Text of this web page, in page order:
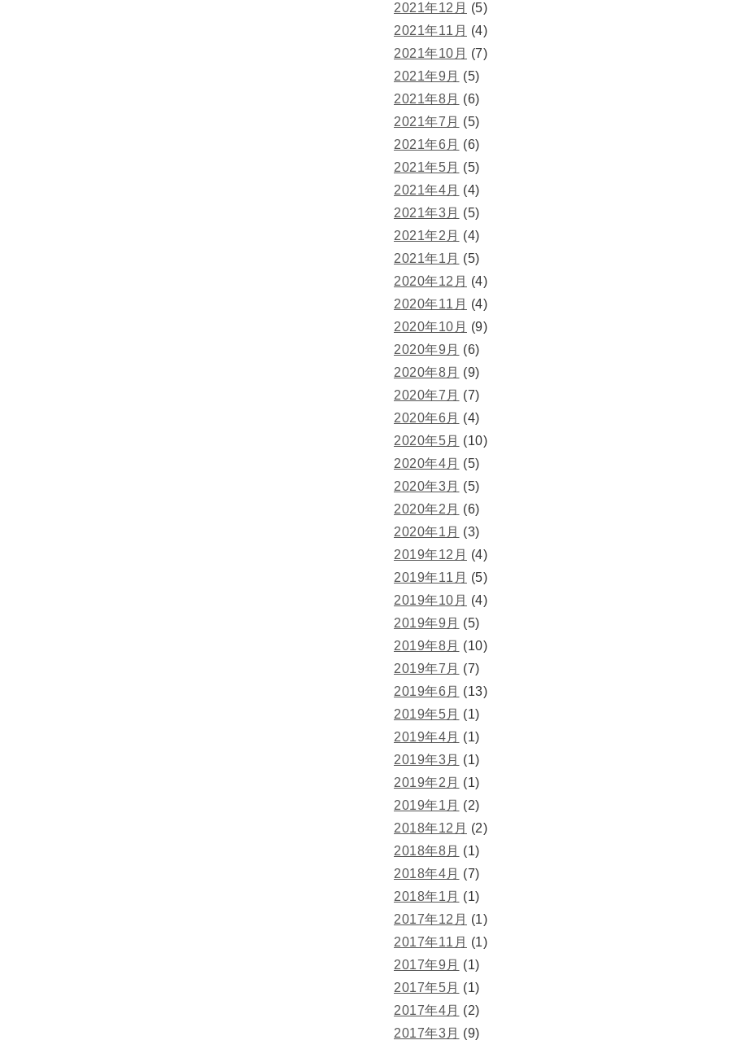
2021年12月 (5)
2021年11月 (4)
2021年10月 (7)
2021年9月 (5)
2021年8月 (6)
2021年7月 (5)
2021年6月 (6)
2021年5月 (5)
2021年4月 (4)
2021年3月 (5)
2021年2月 (4)
2021年1月 (5)
2020年12月 (4)
2020年11月 (4)
2020年10月 (9)
2020年9月 (6)
2020年8月 (9)
2020年7月 (7)
2020年6月 (4)
2020年5月 (10)
2020年4月 (5)
2020年3月 (5)
2020年2月 (6)
2020年1月 (3)
2019年12月 (4)
2019年11月 (5)
2019年10月 (4)
2019年9月 (5)
2019年8月 (10)
2019年7月 (7)
2019年6月 (13)
2019年5月 (1)
2019年4月 (1)
2019年3月 (1)
2019年2月 (1)
2019年1月 (2)
2018年12月 (2)
2018年8月 (1)
2018年4月 (7)
2018年1月 (1)
2017年12月 (1)
2017年11月 (1)
2017年9月 (1)
2017年5月 (1)
2017年4月 (2)
2017年3月 (9)